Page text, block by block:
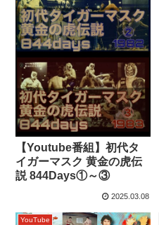
【Youtube番組】初代タ
イガーマスク 黄金の虎伝
説 844Days①～③
2025.03.08
YouTube